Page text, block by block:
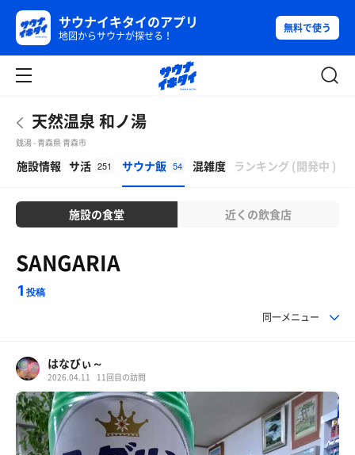
サウナイキタイのアプリ
地図からサウナが探せる！
無料で使う
天然温泉 和ノ湯
銭湯 - 青森県 青森市
施設情報 サ活 251 サウナ飯 54 混雑度 ランキング (開発中 )
施設の食堂 近くの飲食店
SANGARIA
1 投稿
同一メニュー
はなびぃ～
2026.04.11 11回目の訪問